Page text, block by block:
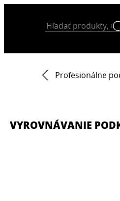
Profesionálne
VYROVNÁVANIE